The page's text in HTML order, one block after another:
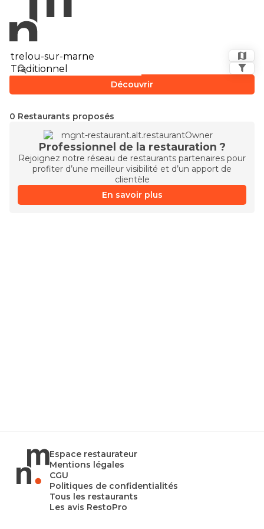
Découvrir
0 Restaurants proposés
Professionnel de la restauration ?
Rejoignez notre réseau de restaurants partenaires pour
profiter d’une meilleur visibilité et d’un apport de
clientèle
En savoir plus
Espace restaurateur
Mentions légales
CGU
Politiques de confidentialités
Tous les restaurants
Les avis RestoPro